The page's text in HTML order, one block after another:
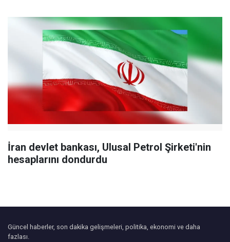
İran devlet bankası, Ulusal Petrol Şirketi'nin
hesaplarını dondurdu
Güncel haberler, son dakika gelişmeleri, politika, ekonomi ve daha
fazlası.